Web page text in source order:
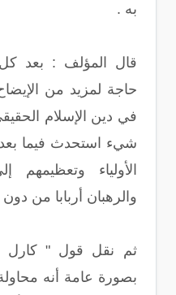
به .
قال المؤلف : بعد
حاجة لمزيد من
في دين الإسلام
شيء استحدث فيما بعد
الأولياء وتعظيمهم
والرهبان أربابا من دون
ثم نقل قول " كارل
بصورة عامة أنه